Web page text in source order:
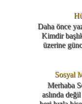
Daha önce
Kimdir
üzerine
Sosyal
Merhaba
aslında